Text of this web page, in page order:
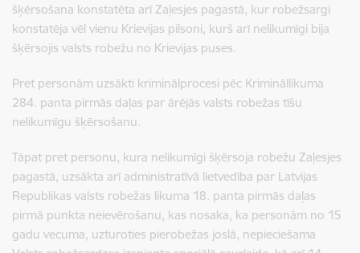
šķērsošana konstatēta arī Zaļesjes pagastā, kur robežsargi
konstatēja vēl vienu Krievijas pilsoni, kurš arī nelikumīgi bija
šķērsojis valsts robežu no Krievijas puses.
Pret personām uzsākti kriminālprocesi pēc Krimināllikuma
284. panta pirmās daļas par ārējās valsts robežas tīšu
nelikumīgu šķērsošanu.
Tāpat pret personu, kura nelikumīgi šķērsoja robežu Zaļesjes
pagastā, uzsākta arī administratīvā lietvedība par Latvijas
Republikas valsts robežas likuma 18. panta pirmās daļas
pirmā punkta neievērošanu, kas nosaka, ka personām no 15
gadu vecuma, uzturoties pierobežas joslā, nepieciešama